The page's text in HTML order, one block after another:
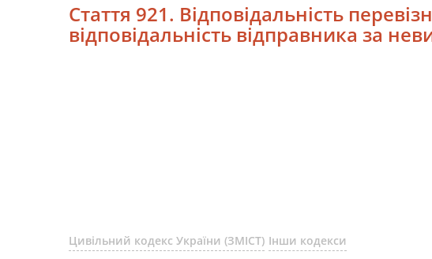
Стаття 921. Відповідальність
відповідальність відправника за
Цивільний кодекс України (ЗМІСТ) Інши кодекси